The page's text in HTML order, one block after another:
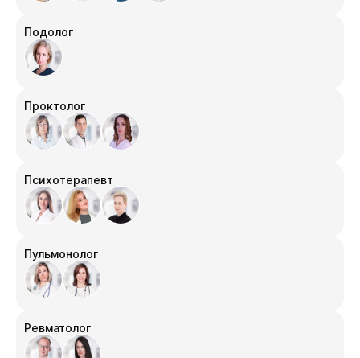
Подолог
Проктолог
Психотерапевт
Пульмонолог
Ревматолог